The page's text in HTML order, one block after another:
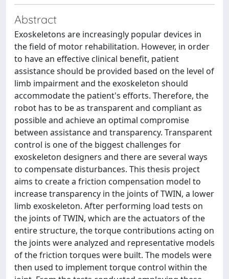
Abstract
Exoskeletons are increasingly popular devices in
the field of motor rehabilitation. However, in order
to have an effective clinical benefit, patient
assistance should be provided based on the level of
limb impairment and the exoskeleton should
accommodate the patient's efforts. Therefore, the
robot has to be as transparent and compliant as
possible and achieve an optimal compromise
between assistance and transparency. Transparent
control is one of the biggest challenges for
exoskeleton designers and there are several ways
to compensate disturbances. This thesis project
aims to create a friction compensation model to
increase transparency in the joints of TWIN, a lower
limb exoskeleton. After performing load tests on
the joints of TWIN, which are the actuators of the
entire structure, the torque contributions acting on
the joints were analyzed and representative models
of the friction torques were built. The models were
then used to implement torque control within the